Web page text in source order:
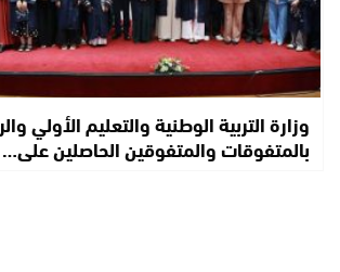
وزارة التربية الوطنية والتعليم الأولي
بالمتفوقات والمتفوقين الحاصلين على…